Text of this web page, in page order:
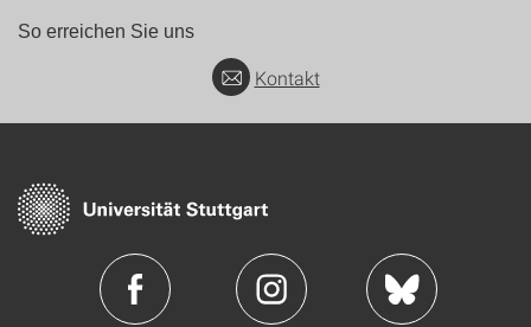
So erreichen Sie uns
Kontakt